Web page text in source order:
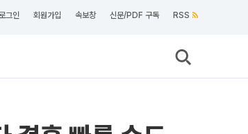
그인 회원가입 속보창 신문/PDF 구독 RSS